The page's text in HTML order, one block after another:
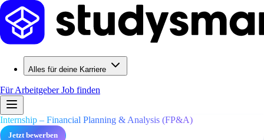
Alles für deine Karriere
Für ArbeitgeberJob finden
Internship – Financial Planning & Analysis (FP&A)
Jetzt bewerben